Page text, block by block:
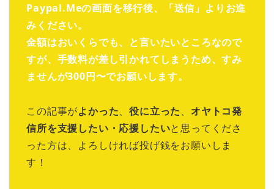
Paypal.Meの画面を移行後、「送信」よりお進
みください。
金額はおいくらでも、と言いたいところなので
すが、手数料が差し引かれてしまうため、すみ
ませんが300円〜でお願いします。
この記事がよかった、役に立った、 オヤトコ発
信所を支援したい・応援したいと思ってくださ
った方は、よろしければ投げ銭をお願いしま
す！